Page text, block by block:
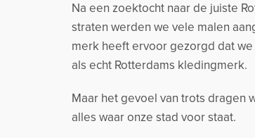
Na een zoektocht naar de juiste
straten werden we vele malen
merk heeft ervoor gezorgd dat
als echt Rotterdams kledingmerk.
Maar het gevoel van trots dragen
alles waar onze stad voor staat.